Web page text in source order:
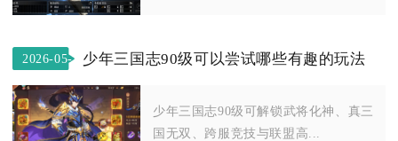
2026-05-
少年三国志90级可以尝试哪些有趣的玩法
少年三国志90级可解锁武将化神、真三
国无双、跨服竞技与联盟高...